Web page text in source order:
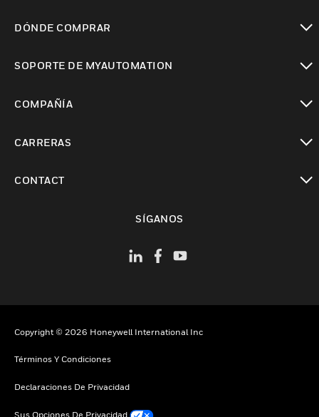
DÓNDE COMPRAR
SOPORTE DE MYAUTOMATION
COMPAÑÍA
CARRERAS
CONTACT
SÍGANOS
Copyright © 2026 Honeywell International Inc
Términos Y Condiciones
Declaraciones De Privacidad
Sus Opciones De Privacidad